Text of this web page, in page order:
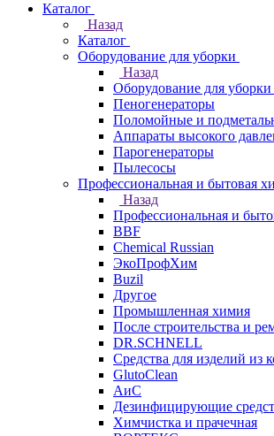
Каталог
Назад
Каталог
Оборудование для уборки
Назад
Оборудование для уборки
Пеногенераторы
Поломойные и
Аппараты высокого
Парогенераторы
Пылесосы
Профессиональная и бытовая
Назад
Профессиональная и
BBF
Chemical Russian
ЭкоПрофХим
Buzil
Другое
Промышленная химия
После строительства и
DR.SCHNELL
Средства для изделий из
GlutoClean
АиС
Дезинфицирующие
Химчистка и прачечная